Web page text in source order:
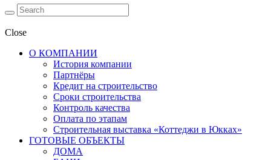
Close
О КОМПАНИИ
История компании
Партнёры
Кредит на строительство
Сроки строительства
Контроль качества
Оплата по этапам
Строительная выставка «Коттеджи в Юкках»
ГОТОВЫЕ ОБЪЕКТЫ
ДОМА